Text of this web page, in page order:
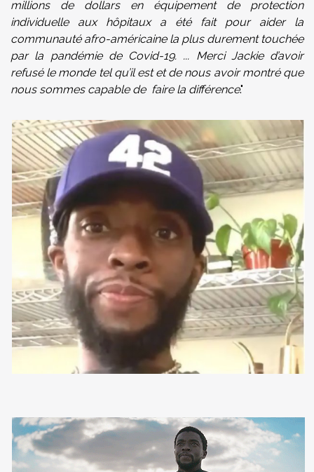
millions de dollars en équipement de protection
individuelle aux hôpitaux a été fait pour aider la
communauté afro-américaine la plus durement touchée
par la pandémie de Covid-19. ... Merci Jackie d’avoir
refusé le monde tel qu’il est et de nous avoir montré que
nous sommes capable de faire la différence."